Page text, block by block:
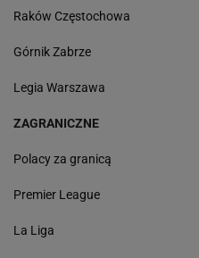
Raków Częstochowa
Górnik Zabrze
Legia Warszawa
ZAGRANICZNE
Polacy za granicą
Premier League
La Liga